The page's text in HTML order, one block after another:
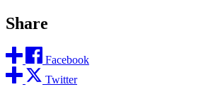
Share
Facebook
Twitter